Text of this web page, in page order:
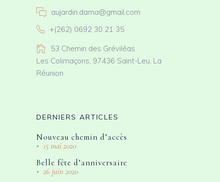
aujardin.dama@gmail.com
+(262) 0692 30 21 35
53 Chemin des Gréviléas
Les Colimaçons, 97436 Saint-Leu, La
Réunion
DERNIERS ARTICLES
Nouveau chemin d’accès
15 mai 2020
Belle fête d’anniversaire
26 juin 2020